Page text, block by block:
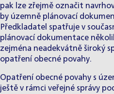
pak lze zřejmě označit
by územně plánovací
Předkladatel spatřuje v
plánovací dokumentace
zejména neadekvátně široký
opatření obecné povahy.
Opatření obecné povahy s
ještě v rámci veřejné správy